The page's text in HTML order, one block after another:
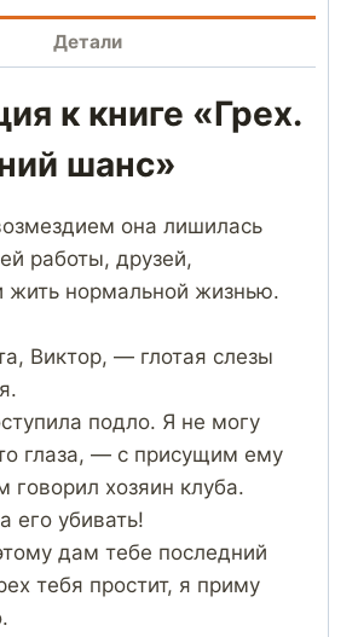
Детали
к книге «Грех.
шанс»
она лишилась
работы, друзей,
жить нормальной жизнью.
Виктор, — глотая слезы
подло. Я не могу
глаза, — с присущим ему
говорил хозяин клуба.
его убивать!
дам тебе последний
тебя простит, я приму